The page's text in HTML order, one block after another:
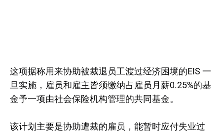
这项据称用来协助被裁退员工渡过经济困境的EIS 一
旦实施，雇员和雇主皆须缴纳占雇员月薪0.25%的基
金予一项由社会保险机构管理的共同基金。
该计划主要是协助遭裁的雇员，能暂时应付失业过